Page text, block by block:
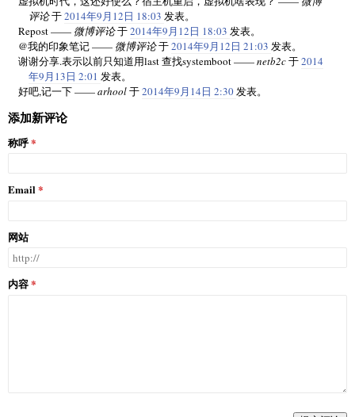
评论于2014年9月12日 18:03 发表。
Repost —— 微博评论于2014年9月12日 18:03 发表。
@我的印象笔记 —— 微博评论于2014年9月12日 21:03 发表。
谢谢分享.表示以前只知道用last 查找systemboot ——netb2c于2014
年9月13日 2:01 发表。
好吧,记一下 ——arhool于2014年9月14日 2:30发表。
添加新评论
称呼
Email
网站
内容